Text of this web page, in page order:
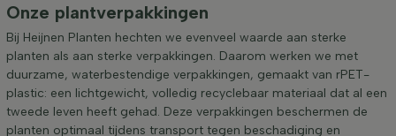
Onze plantverpakkingen
Bij Heijnen Planten hechten we evenveel waarde aan sterke
planten als aan sterke verpakkingen. Daarom werken we met
duurzame, waterbestendige verpakkingen, gemaakt van rPET-
plastic: een lichtgewicht, volledig recyclebaar materiaal dat al een
tweede leven heeft gehad. Deze verpakkingen beschermen de
planten optimaal tijdens transport tegen beschadiging en